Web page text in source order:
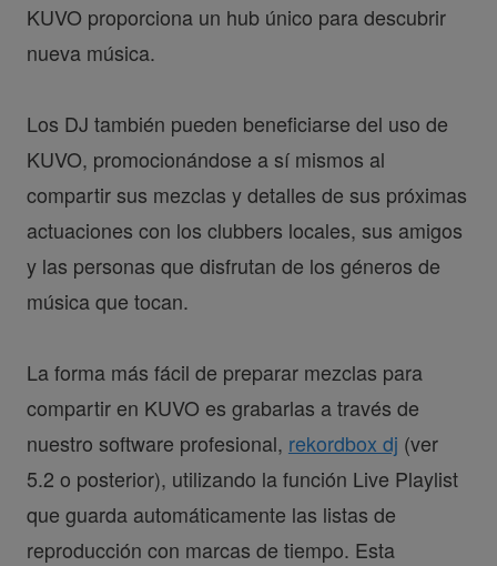
KUVO proporciona un hub único para descubrir
nueva música.
Los DJ también pueden beneficiarse del uso de
KUVO, promocionándose a sí mismos al
compartir sus mezclas y detalles de sus próximas
actuaciones con los clubbers locales, sus amigos
y las personas que disfrutan de los géneros de
música que tocan.
La forma más fácil de preparar mezclas para
compartir en KUVO es grabarlas a través de
nuestro software profesional, rekordbox dj (ver
5.2 o posterior), utilizando la función Live Playlist
que guarda automáticamente las listas de
reproducción con marcas de tiempo. Esta